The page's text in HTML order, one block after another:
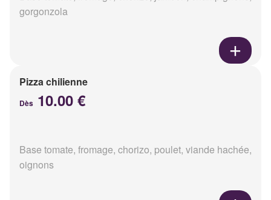
gorgonzola
Pizza chilienne
Dès 10.00 €
Base tomate, fromage, chorizo, poulet, viande hachée,
oignons